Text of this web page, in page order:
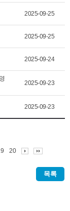
2025-09-25
2025-09-25
2025-09-24
2025-09-23
2025-09-23
20
목록